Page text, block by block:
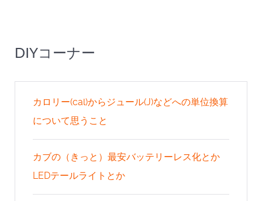
DIYコーナー
カロリー(cal)からジュール(J)などへの単位換算
について思うこと
カブの（きっと）最安バッテリーレス化とか
LEDテールライトとか